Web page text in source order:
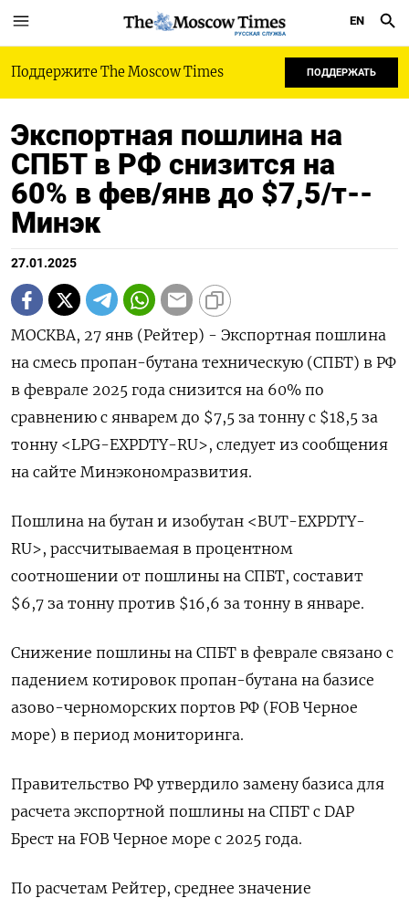
РУССКАЯ СЛУЖБА
EN
Поддержите The Moscow Times ПОДДЕРЖАТЬ
Экспортная пошлина на
СПБТ в РФ снизится на
60% в фев/янв до $7,5/т--
Минэк
27.01.2025
МОСКВА, 27 янв (Рейтер) - Экспортная пошлина
на смесь пропан-бутана техническую (СПБТ) в РФ
в феврале 2025 года снизится на 60% по
сравнению с январем до $7,5 за тонну с $18,5 за
тонну <LPG-EXPDTY-RU>, следует из сообщения
на сайте Минэкономразвития.
Пошлина на бутан и изобутан <BUT-EXPDTY-
RU>, рассчитываемая в процентном
соотношении от пошлины на СПБТ, составит
$6,7 за тонну против $16,6 за тонну в январе.
Снижение пошлины на СПБТ в феврале связано с
падением котировок пропан-бутана на базисе
азово-черноморских портов РФ (FOB Черное
море) в период мониторинга.
Правительство РФ утвердило замену базиса для
расчета экспортной пошлины на СПБТ с DAP
Брест на FOB Черное море с 2025 года.
По расчетам Рейтер, среднее значение